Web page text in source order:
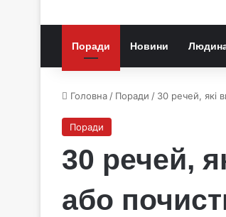
Поради Новини
Головна / Поради / 30 речей, які
Поради
30 речей,
або